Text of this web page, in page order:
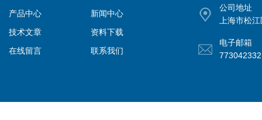
产品中心
新闻中心
技术文章
资料下载
在线留言
联系我们
公司地址
上海市松
电子邮箱